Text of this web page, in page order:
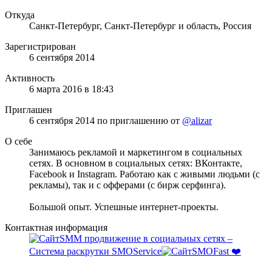
Откуда
Санкт-Петербург, Санкт-Петербург и область, Россия
Зарегистрирован
6 сентября 2014
Активность
6 марта 2016 в 18:43
Приглашен
6 сентября 2014 по приглашению от @alizar
О себе
Занимаюсь рекламой и маркетингом в социальных
сетях. В основном в социальных сетях: ВКонтакте,
Facebook и Instagram. Работаю как с живыми людьми (с
рекламы), так и с офферами (с бирж серфинга).
Большой опыт. Успешные интернет-проекты.
Контактная информация
SMM продвижение в социальных сетях –
Система раскрутки SMOService
SMOFast ❤️